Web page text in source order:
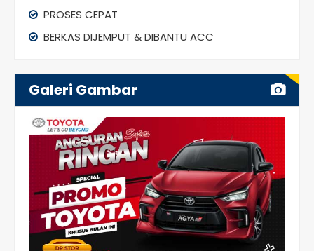
PROSES CEPAT
BERKAS DIJEMPUT & DIBANTU ACC
Galeri Gambar